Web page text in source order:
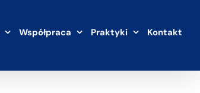
Współpraca Praktyki Kontakt